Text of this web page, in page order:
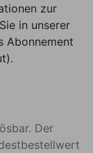
zur
in unserer
Abonnement
Der